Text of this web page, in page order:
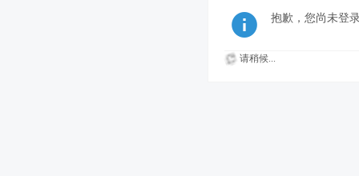
抱歉，您尚未登
请稍候...